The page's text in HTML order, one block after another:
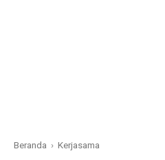
Beranda ›Kerjasama